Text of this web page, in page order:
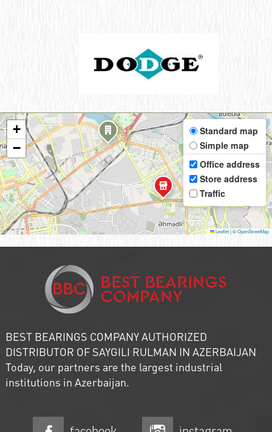
+
−
Standard map
Simple map
Office address
Store address
Traffic
Leaflet|©OpenStreetMap
BEST BEARINGS COMPANY AUTHORIZED
DISTRIBUTOR OF SAYGILI RULMAN IN AZERBAIJAN
Today, our partners are the largest industrial
institutions in Azerbaijan.